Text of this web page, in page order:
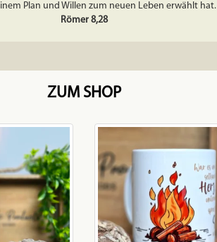
Plan und Willen zum neuen Leben erwählt hat.
Römer 8,28
ZUM SHOP